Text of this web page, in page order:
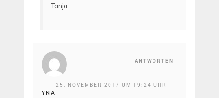
Tanja
ANTWORTEN
YNA
25. NOVEMBER 2017 UM 19:24 UHR